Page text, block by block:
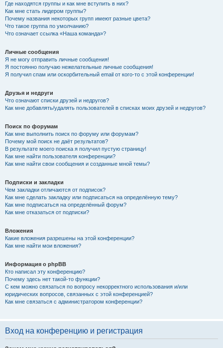
Где находятся группы и как мне вступить в них?
Как мне стать лидером группы?
Почему названия некоторых групп имеют разные цвета?
Что такое группа по умолчанию?
Что означает ссылка «Наша команда»?
Личные сообщения
Я не могу отправить личные сообщения!
Я постоянно получаю нежелательные личные сообщения!
Я получил спам или оскорбительный email от кого-то с этой конференции!
Друзья и недруги
Что означают списки друзей и недругов?
Как мне добавлять/удалять пользователей в списках моих друзей и недругов?
Поиск по форумам
Как мне выполнить поиск по форуму или форумам?
Почему мой поиск не даёт результатов?
В результате моего поиска я получил пустую страницу!
Как мне найти пользователя конференции?
Как мне найти свои сообщения и созданные мной темы?
Подписки и закладки
Чем закладки отличаются от подписок?
Как мне сделать закладку или подписаться на определённую тему?
Как мне подписаться на определённый форум?
Как мне отказаться от подписки?
Вложения
Какие вложения разрешены на этой конференции?
Как мне найти мои вложения?
Информация о phpBB
Кто написал эту конференцию?
Почему здесь нет такой-то функции?
С кем можно связаться по вопросу некорректного использования и/или
юридических вопросов, связанных с этой конференцией?
Как мне связаться с администратором конференции?
Вход на конференцию и регистрация